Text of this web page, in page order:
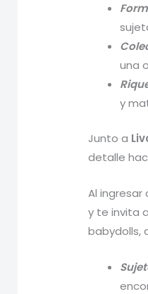
una
y
Junto a
detalle
Al ingresar
y te invita
babydolls,